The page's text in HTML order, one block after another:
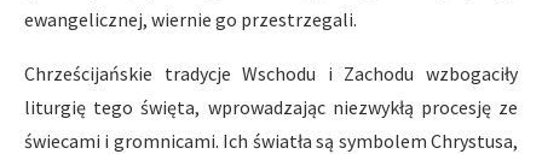
ewangelicznej, wiernie go przestrzegali.
Chrześcijańskie tradycje Wschodu i Zachodu wzbogaciły
liturgię tego święta, wprowadzając niezwykłą procesję ze
świecami i gromnicami. Ich światła są symbolem Chrystusa,